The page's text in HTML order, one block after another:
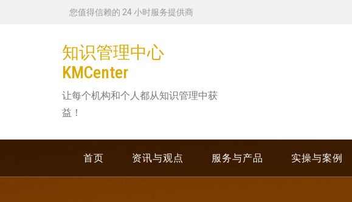
您值得信赖的 24 小时服务提供商
知识管理中心
KMCenter
让每个机构和个人都从知识管理中获
益！
首页 资讯与观点 服务与产品 实操与案例